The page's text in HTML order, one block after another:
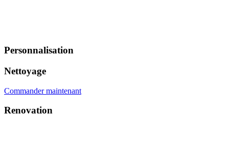
Personnalisation
Nettoyage
Commander maintenant
Renovation